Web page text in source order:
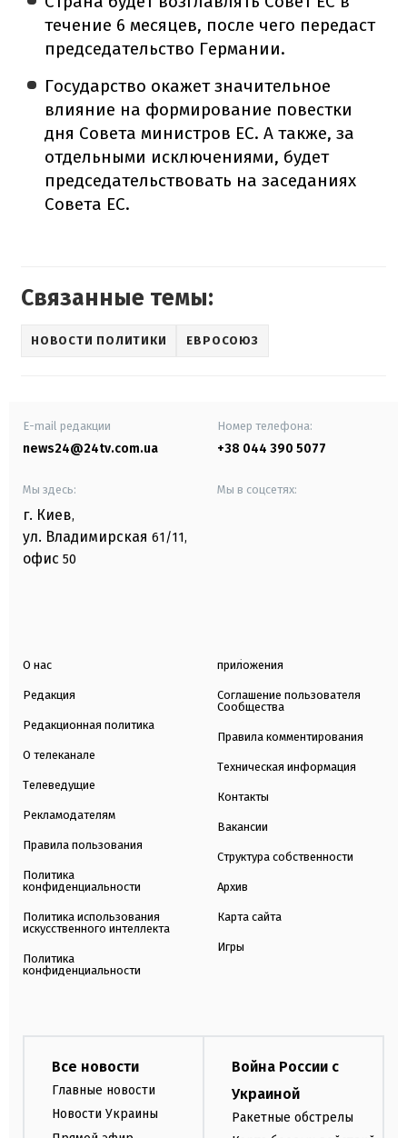
течение 6 месяцев, после чего передаст
председательство Германии.
Государство окажет значительное
влияние на формирование повестки
дня Совета министров ЕС. А также, за
отдельными исключениями, будет
председательствовать на заседаниях
Совета ЕС.
Связанные темы:
НОВОСТИ ПОЛИТИКИ ЕВРОСОЮЗ
E-mail редакции
news24@24tv.com.ua
Номер телефона:
+38 044 390 5077
Мы здесь:
г. Киев,
ул. Владимирская 61/11,
офис 50
Мы в соцсетях:
О нас
Редакция
Редакционная политика
О телеканале
Телеведущие
Рекламодателям
Правила пользования
Политика
конфиденциальности
Политика использования
искусственного интеллекта
Политика
конфиденциальности
приложения
Соглашение пользователя
Сообщества
Правила комментирования
Техническая информация
Контакты
Вакансии
Структура собственности
Архив
Карта сайта
Игры
Все новости
Главные новости
Новости Украины
Война России с
Украиной
Ракетные обстрелы